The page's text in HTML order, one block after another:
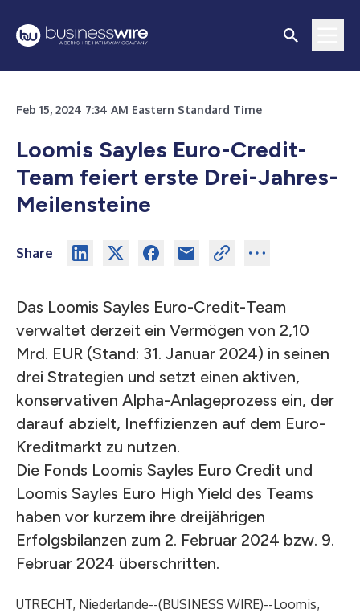
Feb 15, 2024 7:34 AM Eastern Standard Time
Loomis Sayles Euro-Credit-
Team feiert erste Drei-Jahres-
Meilensteine
Share
Das Loomis Sayles Euro-Credit-Team
verwaltet derzeit ein Vermögen von 2,10
Mrd. EUR (Stand: 31. Januar 2024) in seinen
drei Strategien und setzt einen aktiven,
konservativen Alpha-Anlageprozess ein, der
darauf abzielt, Ineffizienzen auf dem Euro-
Kreditmarkt zu nutzen.
Die Fonds Loomis Sayles Euro Credit und
Loomis Sayles Euro High Yield des Teams
haben vor kurzem ihre dreijährigen
Erfolgsbilanzen zum 2. Februar 2024 bzw. 9.
Februar 2024 überschritten.
UTRECHT, Niederlande--(BUSINESS WIRE)--Loomis,